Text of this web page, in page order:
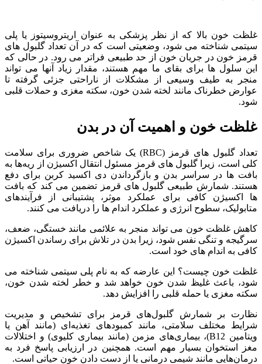
غلظت خون بالا که از نظر پزشکی به عنوان اریتروسیتوز یا پلی
سیتمی شناخته می‌ شود، وضعیتی است که در آن تعداد گلبول‌ های
قرمز خون در جریان خون از حد طبیعی فراتر می‌ رود. در حالی که
این سلول‌ ها برای بقای ما مهم هستند، مقدار زیاد آنها می‌ تواند
منجر به طیف وسیعی از مشکلات از ناراحتی جزئی گرفته تا
عوارض خطرناک مانند لخته شدن خون، سکته مغزی و حملات قلبی
شود.
غلظت خون و اهمیت آن در بدن
تعداد گلبول‌ های قرمز (RBC) یک شاخص ضروری برای سلامت
کلی است، زیرا گلبول‌ های قرمز مسئول انتقال اکسیژن از ریه‌ها به
بافت‌ ها در سراسر بدن و بازگرداندن دی اکسید کربن برای دفع
هستند. شمارش طبیعی گلبول‌ های قرمز تضمین می‌ کند که بافت‌
ها اکسیژن کافی برای عملکرد موثر، پشتیبانی از فرآیندهای
متابولیک، سطوح انرژی و عملکرد اندام‌ ها را دریافت می‌ کنند.
کاهش غلظت خون می‌ تواند منجر به علائمی مانند خستگی، ضعف،
سرگیجه و تنگی نفس شود، زیرا بدن در تلاش برای رساندن اکسیژن
کافی به اندام‌ های خود است.
غلظت خون چیست؟ این عارضه که به نام پلی سیتمی شناخته می‌
شود، باعث غلیظ شدن خون خواهد شد و خطر لخته شدن خون،
سکته مغزی یا حمله قلبی را افزایش دهد.
نظارت بر شمارش گلبول‌های قرمز برای تشخیص و مدیریت
شرایط مختلف سلامتی، مانند کمبودهای تغذیه‌ای (مانند آهن یا
ویتامین B12)، بیماری‌های مزمن (مانند بیماری کلیوی) و اختلالات
مغز استخوان بسیار مهم است. همچنین در ارزیابی پاسخ فرد به
درمان‌هایی مانند شیمی درمانی یا از دست دادن خون حیاتی است.